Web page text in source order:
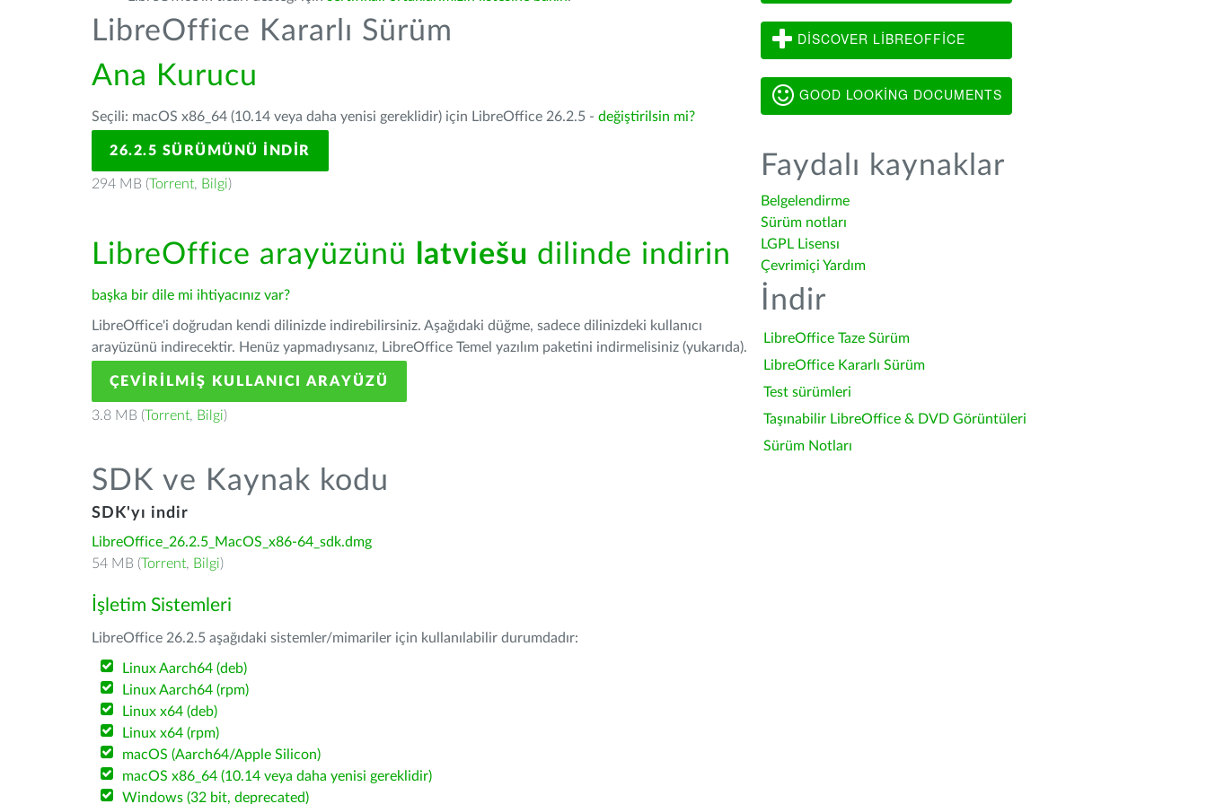
LibreOffice Kararlı Sürüm
Ana Kurucu
Seçili: macOS x86_64 (10.14 veya daha yenisi gereklidir) için LibreOffice 26.2.5 - değiştirilsin mi?
26.2.5 SÜRÜMÜNÜ İNDIR
294 MB (Torrent, Bilgi)
LibreOffice arayüzünü latviešu dilinde indirin
başka bir dile mi ihtiyacınız var?
LibreOffice'i doğrudan kendi dilinizde indirebilirsiniz. Aşağıdaki düğme, sadece dilinizdeki kullanıcı
arayüzünü indirecektir. Henüz yapmadıysanız, LibreOffice Temel yazılım paketini indirmelisiniz (yukarıda).
ÇEVIRILMIŞ KULLANICI ARAYÜZÜ
3.8 MB (Torrent, Bilgi)
SDK ve Kaynak kodu
SDK'yı indir
LibreOffice_26.2.5_MacOS_x86-64_sdk.dmg
54 MB (Torrent, Bilgi)
İşletim Sistemleri
LibreOffice 26.2.5 aşağıdaki sistemler/mimariler için kullanılabilir durumdadır:
Linux Aarch64 (deb)
Linux Aarch64 (rpm)
Linux x64 (deb)
Linux x64 (rpm)
macOS (Aarch64/Apple Silicon)
macOS x86_64 (10.14 veya daha yenisi gereklidir)
Windows (32 bit, deprecated)
DISCOVER LIBREOFFICE
GOOD LOOKING DOCUMENTS
Faydalı kaynaklar
Belgelendirme
Sürüm notları
LGPL Lisensı
Çevrimiçi Yardım
İndir
LibreOffice Taze Sürüm
LibreOffice Kararlı Sürüm
Test sürümleri
Taşınabilir LibreOffice & DVD Görüntüleri
Sürüm Notları